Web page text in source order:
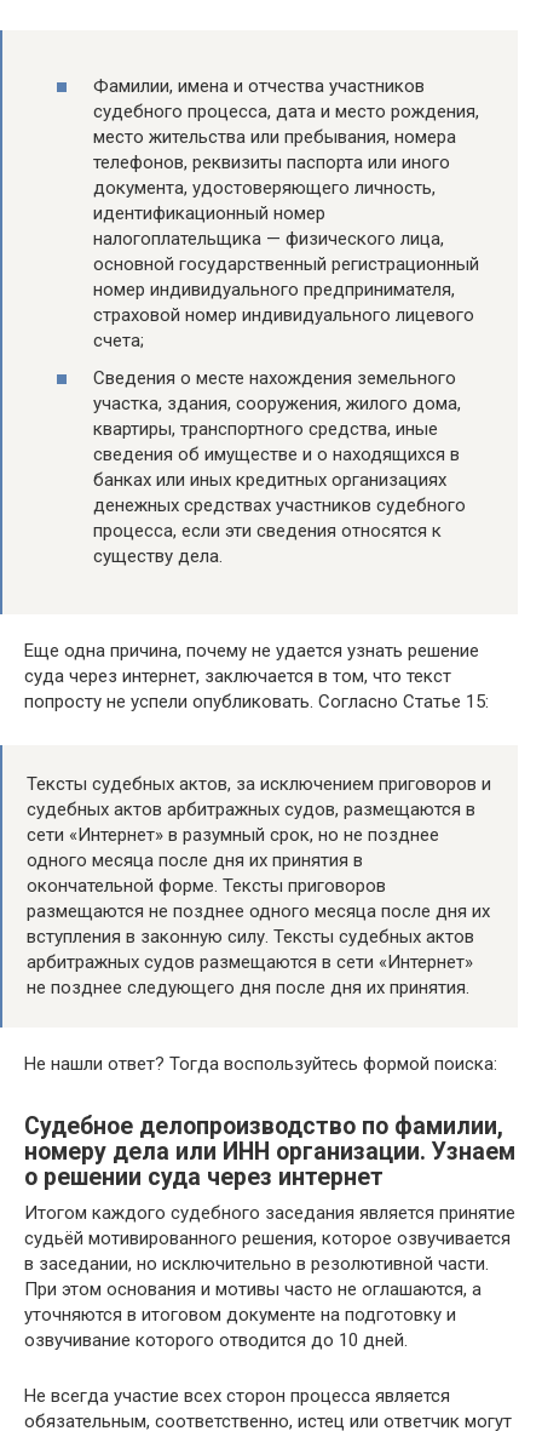
Фамилии, имена и отчества участников
судебного процесса, дата и место рождения,
место жительства или пребывания, номера
телефонов, реквизиты паспорта или иного
документа, удостоверяющего личность,
идентификационный номер
налогоплательщика — физического лица,
основной государственный регистрационный
номер индивидуального предпринимателя,
страховой номер индивидуального лицевого
счета;
Сведения о месте нахождения земельного
участка, здания, сооружения, жилого дома,
квартиры, транспортного средства, иные
сведения об имуществе и о находящихся в
банках или иных кредитных организациях
денежных средствах участников судебного
процесса, если эти сведения относятся к
существу дела.
Еще одна причина, почему не удается узнать решение
суда через интернет, заключается в том, что текст
попросту не успели опубликовать. Согласно Статье 15:
Тексты судебных актов, за исключением приговоров и
судебных актов арбитражных судов, размещаются в
сети «Интернет» в разумный срок, но не позднее
одного месяца после дня их принятия в
окончательной форме. Тексты приговоров
размещаются не позднее одного месяца после дня их
вступления в законную силу. Тексты судебных актов
арбитражных судов размещаются в сети «Интернет»
не позднее следующего дня после дня их принятия.
Не нашли ответ? Тогда воспользуйтесь формой поиска:
Судебное делопроизводство по фамилии,
номеру дела или ИНН организации. Узнаем
о решении суда через интернет
Итогом каждого судебного заседания является принятие
судьёй мотивированного решения, которое озвучивается
в заседании, но исключительно в резолютивной части.
При этом основания и мотивы часто не оглашаются, а
уточняются в итоговом документе на подготовку и
озвучивание которого отводится до 10 дней.
Не всегда участие всех сторон процесса является
обязательным, соответственно, истец или ответчик могут